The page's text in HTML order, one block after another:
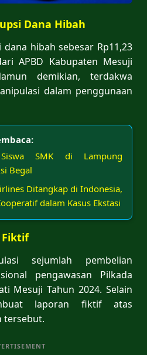
Dana Hibah
hibah sebesar Rp11,23
APBD Kabupaten Mesuji
demikian, terdakwa
dalam penggunaan
Siswa SMK di Lampung
Begal
Ditangkap di Indonesia,
dalam Kasus Ekstasi
Fiktif
sejumlah pembelian
pengawasan Pilkada
Mesuji Tahun 2024. Selain
laporan fiktif atas
tersebut.